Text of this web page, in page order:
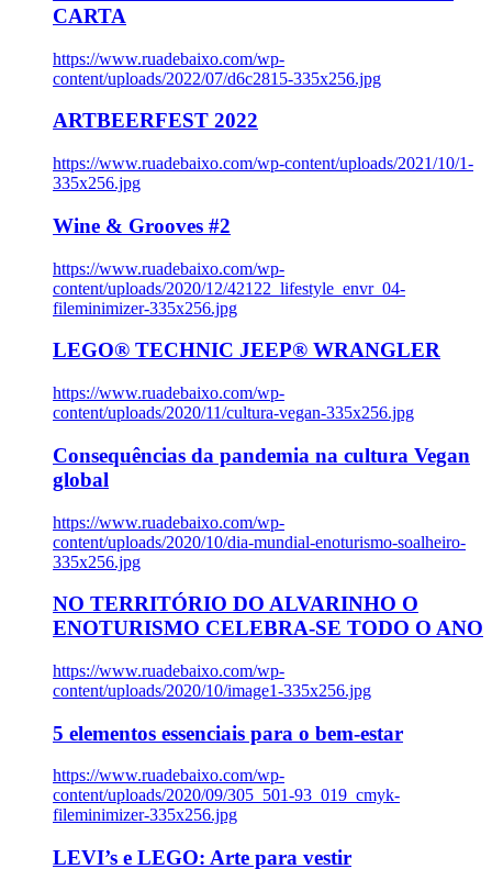
CARTA
https://www.ruadebaixo.com/wp-
content/uploads/2022/07/d6c2815-335x256.jpg
ARTBEERFEST 2022
https://www.ruadebaixo.com/wp-content/uploads/2021/10/1-
335x256.jpg
Wine & Grooves #2
https://www.ruadebaixo.com/wp-
content/uploads/2020/12/42122_lifestyle_envr_04-
fileminimizer-335x256.jpg
LEGO® TECHNIC JEEP® WRANGLER
https://www.ruadebaixo.com/wp-
content/uploads/2020/11/cultura-vegan-335x256.jpg
Consequências da pandemia na cultura Vegan
global
https://www.ruadebaixo.com/wp-
content/uploads/2020/10/dia-mundial-enoturismo-soalheiro-
335x256.jpg
NO TERRITÓRIO DO ALVARINHO O
ENOTURISMO CELEBRA-SE TODO O ANO
https://www.ruadebaixo.com/wp-
content/uploads/2020/10/image1-335x256.jpg
5 elementos essenciais para o bem-estar
https://www.ruadebaixo.com/wp-
content/uploads/2020/09/305_501-93_019_cmyk-
fileminimizer-335x256.jpg
LEVI’s e LEGO: Arte para vestir